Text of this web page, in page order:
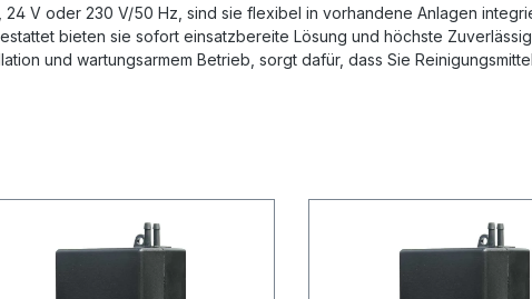
24 V oder 230 V/50 Hz, sind sie flexibel in vorhandene Anlagen
bieten sie sofort einsatzbereite Lösung und höchste
und wartungsarmem Betrieb, sorgt dafür, dass Sie